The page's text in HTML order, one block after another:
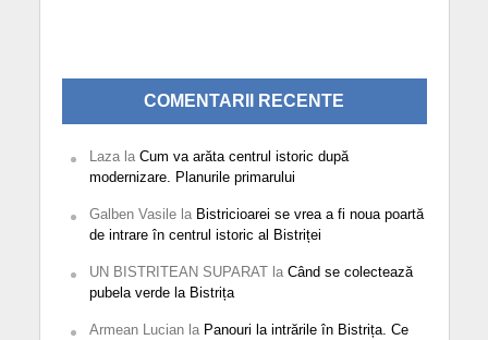
COMENTARII RECENTE
Lazala Cum va arăta centrul istoric după
modernizare. Planurile primarului
Galben Vasilela Bistricioarei se vrea a fi noua poartă
de intrare în centrul istoric al Bistriței
UN BISTRITEAN SUPARATla Când se colectează
pubela verde la Bistrița
Armean Lucianla Panouri la intrările în Bistrița. Ce